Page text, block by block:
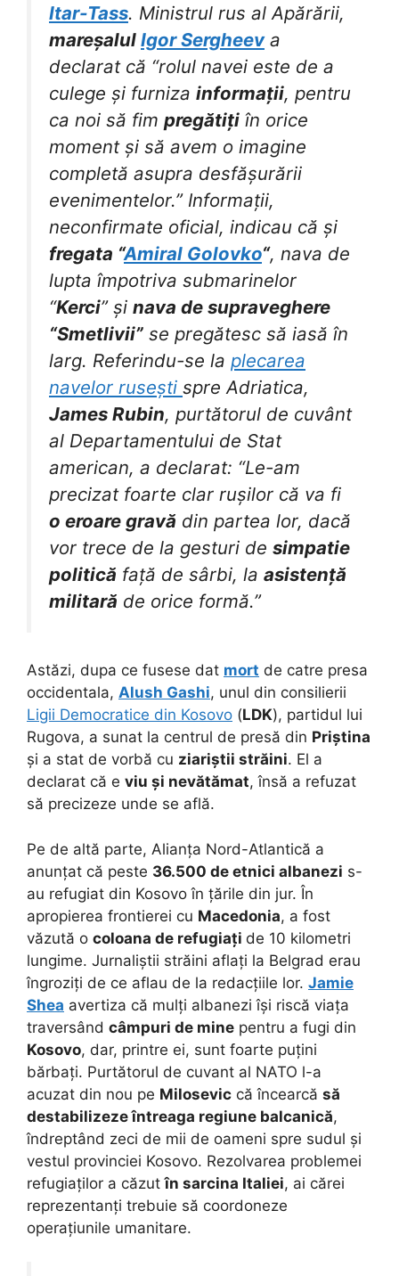
Itar-Tass. Ministrul rus al Apărării,
mareșalul Igor Sergheeva
declarat că “rolul navei este de a
culege și furniza informații, pentru
ca noi să fim pregătiți în orice
moment și să avem o imagine
completă asupra desfășurării
evenimentelor.” Informații,
neconfirmate oficial, indicau că și
fregata “Amiral Golovko“, nava de
lupta împotriva submarinelor
“Kerci” și nava de supraveghere
“Smetlivii” se pregătesc să iasă în
larg. Referindu-se la plecarea
navelor rusești spre Adriatica,
James Rubin, purtătorul de cuvânt
al Departamentului de Stat
american, a declarat: “Le-am
precizat foarte clar rușilor că va fi
o eroare gravă din partea lor, dacă
vor trece de la gesturi de simpatie
politică față de sârbi, la asistență
militară de orice formă.”
Astăzi, dupa ce fusese dat mort de catre presa
occidentala, Alush Gashi, unul din consilierii
Ligii Democratice din Kosovo (LDK), partidul lui
Rugova, a sunat la centrul de presă din Priștina
și a stat de vorbă cu ziariștii străini. El a
declarat că e viu și nevătămat, însă a refuzat
să precizeze unde se află.
Pe de altă parte, Alianța Nord-Atlantică a
anunțat că peste 36.500 de etnici albanezi s-
au refugiat din Kosovo în țările din jur. În
apropierea frontierei cu Macedonia, a fost
văzută o coloana de refugiați de 10 kilometri
lungime. Jurnaliștii străini aflați la Belgrad erau
îngroziți de ce aflau de la redacțiile lor. Jamie
Shea avertiza că mulți albanezi își riscă viața
traversând câmpuri de mine pentru a fugi din
Kosovo, dar, printre ei, sunt foarte puțini
bărbați. Purtătorul de cuvant al NATO l-a
acuzat din nou pe Milosevic că încearcă să
destabilizeze întreaga regiune balcanică,
îndreptând zeci de mii de oameni spre sudul și
vestul provinciei Kosovo. Rezolvarea problemei
refugiaților a căzutîn sarcina Italiei, ai cărei
reprezentanți trebuie să coordoneze
operațiunile umanitare.